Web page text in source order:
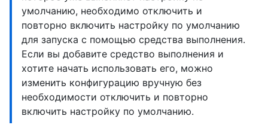
умолчанию, необходимо отключить и
повторно включить настройку по умолчанию
для запуска с помощью средства выполнения.
Если вы добавите средство выполнения и
хотите начать использовать его, можно
изменить конфигурацию вручную без
необходимости отключить и повторно
включить настройку по умолчанию.